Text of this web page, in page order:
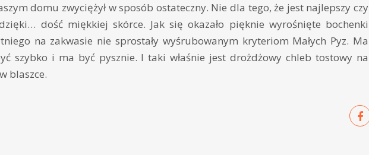
domu zwyciężył w sposób ostateczny. Nie dla tego, że jest najlepszy czy
dość miękkiej skórce. Jak się okazało pięknie wyrośnięte bochenki
na zakwasie nie sprostały wyśrubowanym kryteriom Małych Pyz. Ma
szybko i ma być pysznie. I taki właśnie jest drożdżowy chleb tostowy na
blaszce.